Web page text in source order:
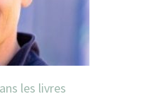
les livres